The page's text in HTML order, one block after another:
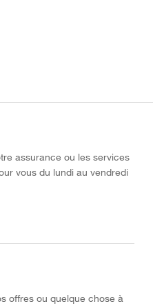
assurance ou les services
vous du lundi au vendredi
offres ou quelque chose à